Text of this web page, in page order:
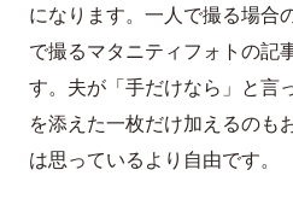
になります。一人で撮る場合
で撮るマタニティフォトの記
す。夫が「手だけなら」と言
を添えた一枚だけ加えるのも
は思っているより自由です。